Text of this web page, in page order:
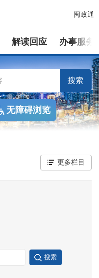
闽政通
解读回应 办事服务
搜索
无障碍浏览
更多栏目
搜索